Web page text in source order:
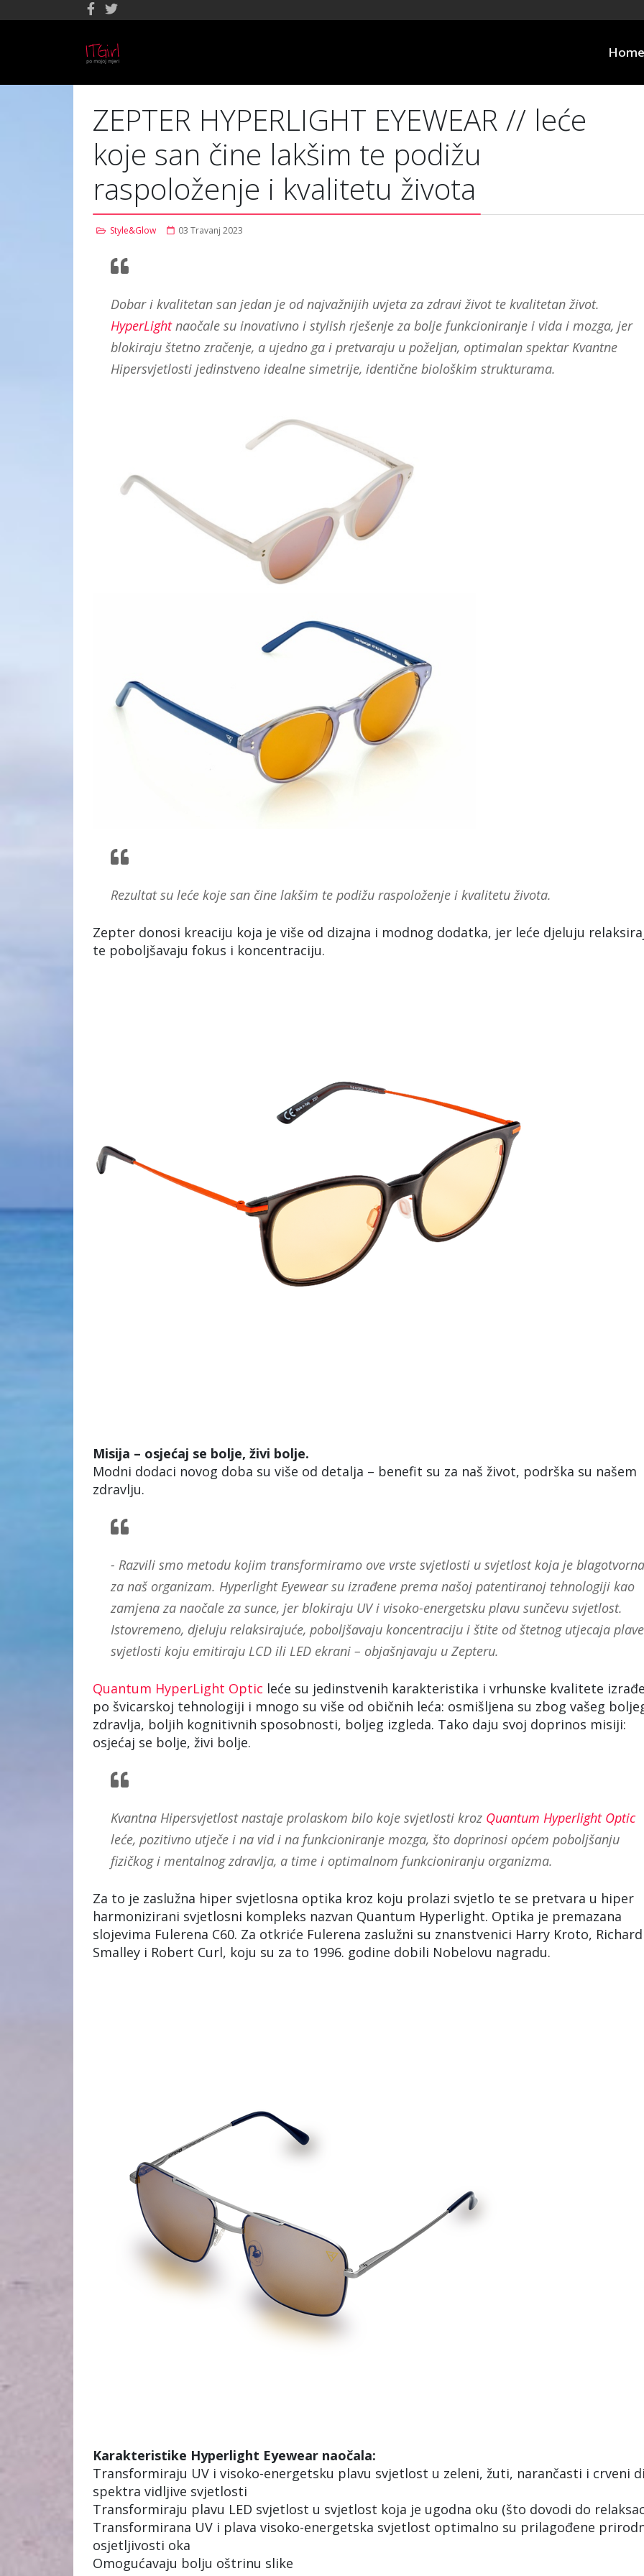
Home
ZEPTER HYPERLIGHT EYEWEAR // leće
koje san čine lakšim te podižu
raspoloženje i kvalitetu života
Style&Glow 03 Travanj 2023
Dobar i kvalitetan san jedan je od najvažnijih uvjeta za zdravi život te kvalitetan život.
HyperLightnaočale su inovativno i stylish rješenje za bolje funkcioniranje i vida i mozga, jer
blokiraju štetno zračenje, a ujedno ga i pretvaraju u poželjan, optimalan spektar Kvantne
Hipersvjetlosti jedinstveno idealne simetrije, identične biološkim strukturama.
Rezultat su leće koje san čine lakšim te podižu raspoloženje i kvalitetu života.
Zepter donosi kreaciju koja je više od dizajna i modnog dodatka, jer leće djeluju
te poboljšavaju fokus i koncentraciju.
Misija – osjećaj se bolje, živi bolje.
Modni dodaci novog doba su više od detalja – benefit su za naš život, podrška su našem
zdravlju.
- Razvili smo metodu kojim transformiramo ove vrste svjetlosti u svjetlost koja je blagotvorna
za naš organizam. Hyperlight Eyewear su izrađene prema našoj patentiranoj tehnologiji kao
zamjena za naočale za sunce, jer blokiraju UV i visoko-energetsku plavu sunčevu svjetlost.
Istovremeno, djeluju relaksirajuće, poboljšavaju koncentraciju i štite od štetnog utjecaja plave
svjetlosti koju emitiraju LCD ili LED ekrani – objašnjavaju u Zepteru.
Quantum HyperLight Optic leće su jedinstvenih karakteristika i vrhunske kvalitete
po švicarskoj tehnologiji i mnogo su više od običnih leća: osmišljena su zbog vašeg
zdravlja, boljih kognitivnih sposobnosti, boljeg izgleda. Tako daju svoj doprinos misiji:
osjećaj se bolje, živi bolje.
Kvantna Hipersvjetlost nastaje prolaskom bilo koje svjetlosti kroz Quantum Hyperlight Optic
leće, pozitivno utječe i na vid i na funkcioniranje mozga, što doprinosi općem poboljšanju
fizičkog i mentalnog zdravlja, a time i optimalnom funkcioniranju organizma.
Za to je zaslužna hiper svjetlosna optika kroz koju prolazi svjetlo te se pretvara u hiper
harmonizirani svjetlosni kompleks nazvan Quantum Hyperlight. Optika je premazana
slojevima Fulerena C60. Za otkriće Fulerena zaslužni su znanstvenici Harry Kroto, Richard
Smalley i Robert Curl, koju su za to 1996. godine dobili Nobelovu nagradu.
Karakteristike Hyperlight Eyewear naočala:
Transformiraju UV i visoko-energetsku plavu svjetlost u zeleni, žuti, narančasti i crveni
spektra vidljive svjetlosti
Transformiraju plavu LED svjetlost u svjetlost koja je ugodna oku (što dovodi do
Transformirana UV i plava visoko-energetska svjetlost optimalno su prilagođene
osjetljivosti oka
Omogućavaju bolju oštrinu slike